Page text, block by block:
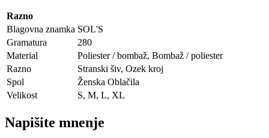
Razno
Blagovna znamka SOL'S
Gramatura
280
Material
Poliester / bombaž, Bombaž / poliester
Razno
Stranski šiv, Ozek kroj
Spol
Ženska Oblačila
Velikost
S, M, L, XL
Napišite mnenje